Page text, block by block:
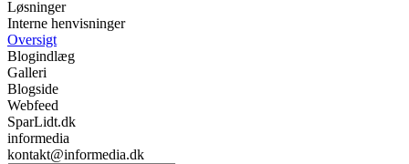
Løsninger
Interne henvisninger
Oversigt
Blogindlæg
Galleri
Blogside
Webfeed
SparLidt.dk
informedia
kontakt@informedia.dk